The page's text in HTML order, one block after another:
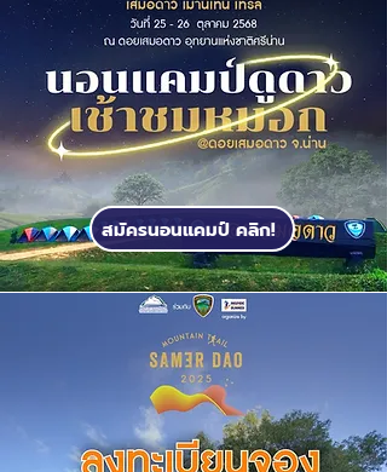
สมัครนอนแคมป์ คลิก!